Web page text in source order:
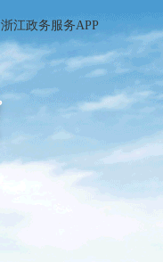
浙江政务服务APP